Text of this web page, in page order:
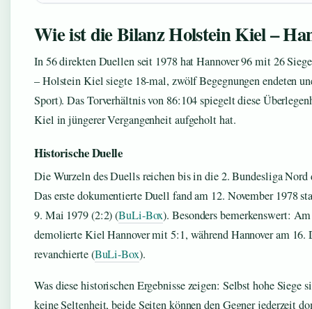
Wie ist die Bilanz Holstein Kiel –
In 56 direkten Duellen seit 1978 hat Hannover 96 mit 26
– Holstein Kiel siegte 18-mal, zwölf Begegnungen endeten
Sport). Das Torverhältnis von 86:104 spiegelt diese
Kiel in jüngerer Vergangenheit aufgeholt hat.
Historische Duelle
Die Wurzeln des Duells reichen bis in die 2. Bundesliga Nord
Das erste dokumentierte Duell fand am 12. November 1978
9. Mai 1979 (2:2) (BuLi-Box). Besonders bemerkenswert:
demolierte Kiel Hannover mit 5:1, während Hannover am 16.
revanchierte (BuLi-Box).
Was diese historischen Ergebnisse zeigen: Selbst hohe Siege
keine Seltenheit, beide Seiten können den Gegner jederzeit